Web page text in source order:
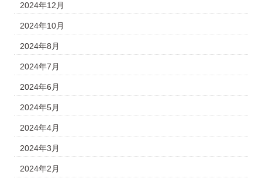
2024年12月
2024年10月
2024年8月
2024年7月
2024年6月
2024年5月
2024年4月
2024年3月
2024年2月